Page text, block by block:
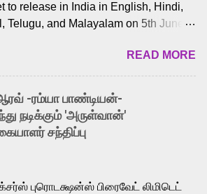
to release in India in English, Hindi,
Telugu, and Malayalam on 5th June,
a lot of love from cult He-Man fans
audiences an exciting glimpse
world of Eternia, the recently
Tamil trailer has also generated
excitement among Tamil audiences.
to the growing buzz is the film’s
iconic superhero He-Man. Known for
READ MORE
ஆரவ் -ரம்யா பாண்டியன்-
நடிக்கும் 'அருள்வான்'
சந்திப்பு
புரொடக்ஷன்ஸ் பிரைவேட் லிமிடெட்